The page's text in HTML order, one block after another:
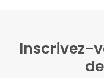
Inscrivez-